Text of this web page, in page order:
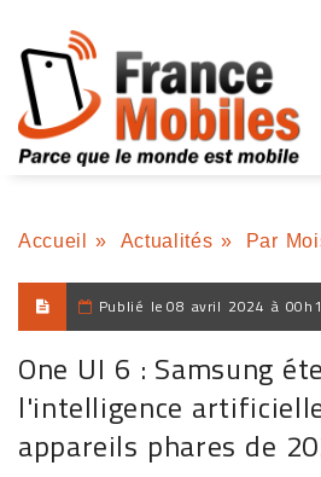
Accueil » Actualités » Par
Publié le 08 avril 2024 à
One UI 6 : Samsung
l'intelligence
appareils phares de